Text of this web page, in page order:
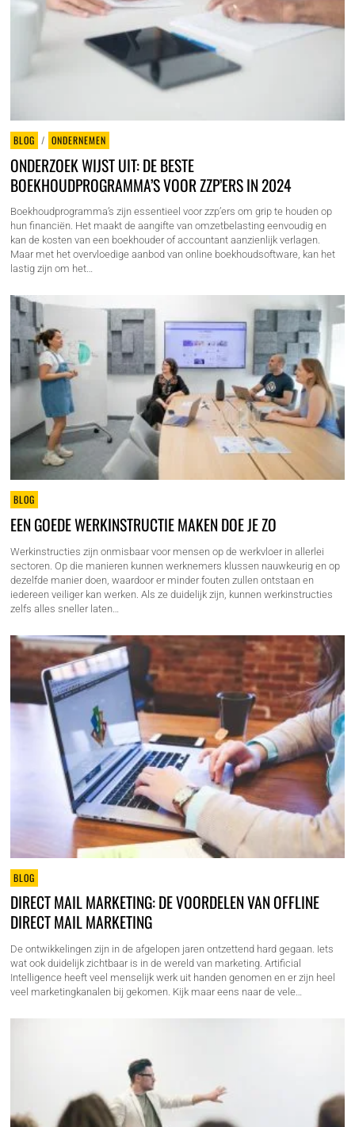
BLOG / ONDERNEMEN
ONDERZOEK WIJST UIT: DE BESTE
BOEKHOUDPROGRAMMA’S VOOR ZZP’ERS IN 2024
Boekhoudprogramma’s zijn essentieel voor zzp’ers om grip te houden op
hun financiën. Het maakt de aangifte van omzetbelasting eenvoudig en
kan de kosten van een boekhouder of accountant aanzienlijk verlagen.
Maar met het overvloedige aanbod van online boekhoudsoftware, kan het
lastig zijn om het…
BLOG
EEN GOEDE WERKINSTRUCTIE MAKEN DOE JE ZO
Werkinstructies zijn onmisbaar voor mensen op de werkvloer in allerlei
sectoren. Op die manieren kunnen werknemers klussen nauwkeurig en op
dezelfde manier doen, waardoor er minder fouten zullen ontstaan en
iedereen veiliger kan werken. Als ze duidelijk zijn, kunnen werkinstructies
zelfs alles sneller laten…
BLOG
DIRECT MAIL MARKETING: DE VOORDELEN VAN OFFLINE
DIRECT MAIL MARKETING
De ontwikkelingen zijn in de afgelopen jaren ontzettend hard gegaan. Iets
wat ook duidelijk zichtbaar is in de wereld van marketing. Artificial
Intelligence heeft veel menselijk werk uit handen genomen en er zijn heel
veel marketingkanalen bij gekomen. Kijk maar eens naar de vele…